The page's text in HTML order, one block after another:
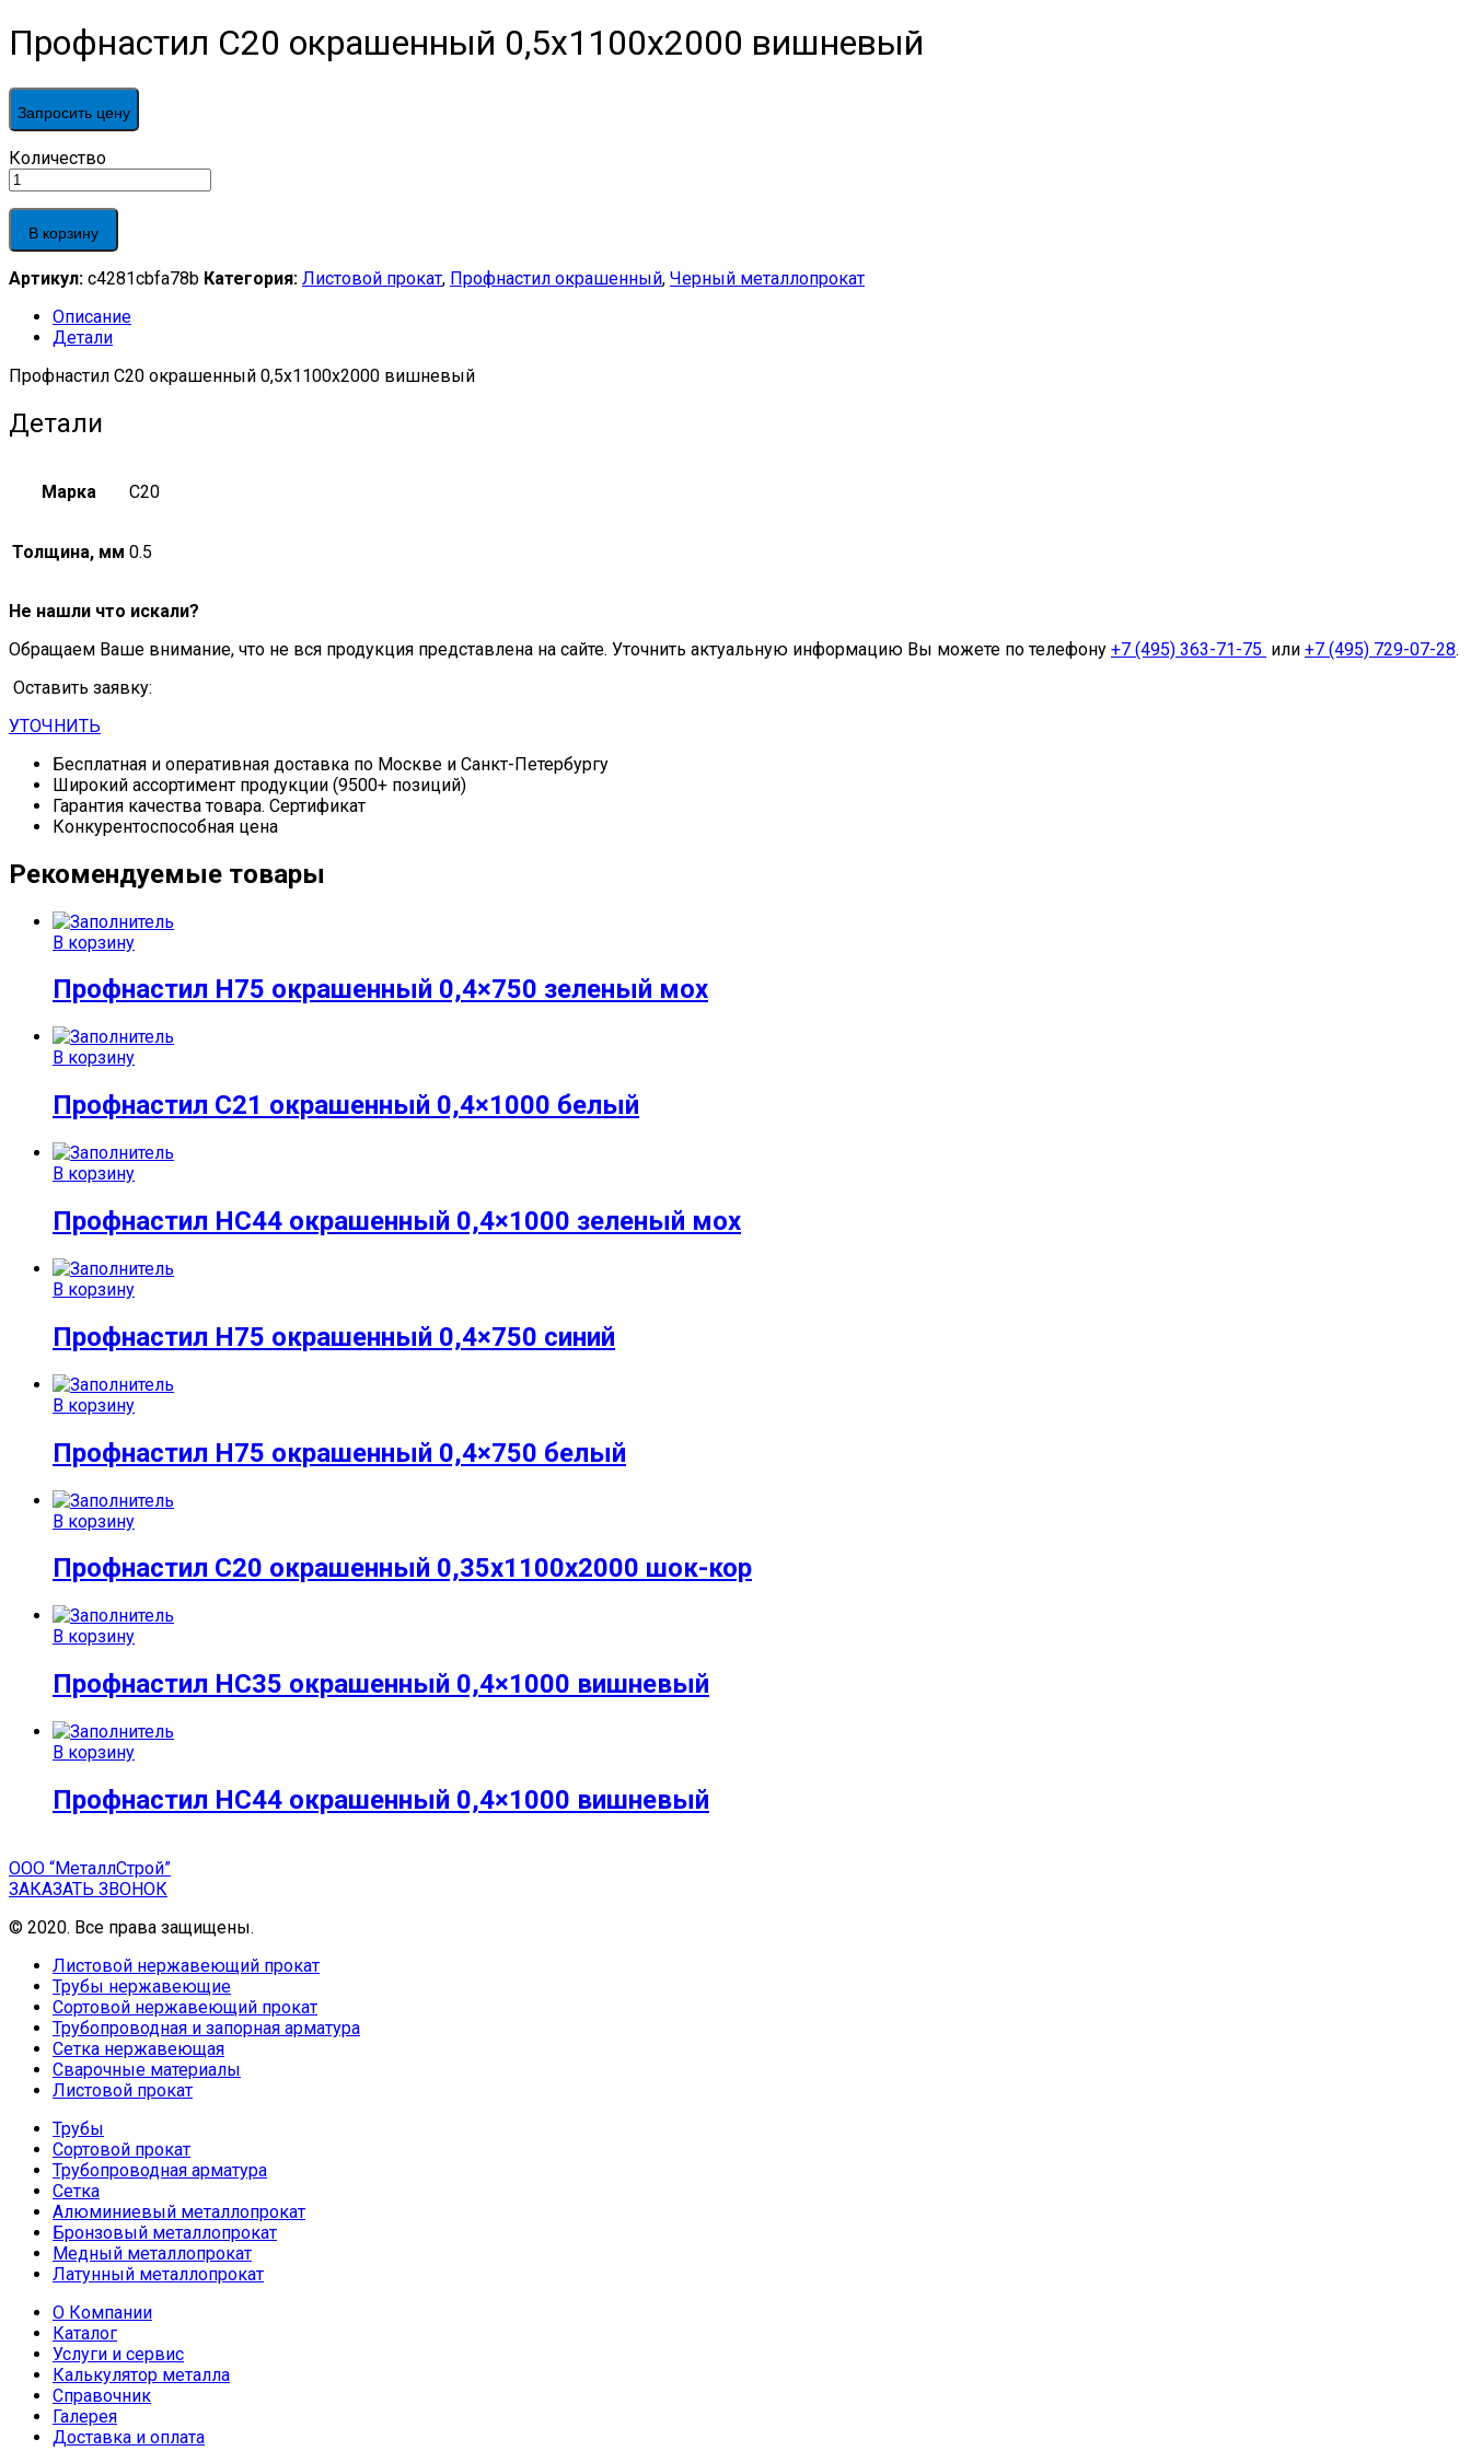
Профнастил С20 окрашенный 0,5x1100x2000 вишневый
Запросить цену
Профнастил
С20
окрашенный
0,5x1100x2000
вишневый
Количество
В корзину
Артикул: c4281cbfa78b Категория: Листовой прокат, Профнастил окрашенный, Черный металлопрокат
Описание
Детали
Профнастил С20 окрашенный 0,5x1100x2000 вишневый
Детали
Марка С20
Толщина, мм 0.5
Не нашли что искали?
Обращаем Ваше внимание, что не вся продукция представлена на сайте. Уточнить актуальную информацию Вы можете по телефону +7 (495) 363-71-75 или +7 (495) 729-07-28.
Оставить заявку:
УТОЧНИТЬ
Бесплатная и оперативная доставка по Москве и Санкт-Петербургу
Широкий ассортимент продукции (9500+ позиций)
Гарантия качества товара. Сертификат
Конкурентоспособная цена
Рекомендуемые товары
В корзину
Профнастил Н75 окрашенный 0,4×750 зеленый мох
В корзину
Профнастил С21 окрашенный 0,4×1000 белый
В корзину
Профнастил НС44 окрашенный 0,4×1000 зеленый мох
В корзину
Профнастил Н75 окрашенный 0,4×750 синий
В корзину
Профнастил Н75 окрашенный 0,4×750 белый
В корзину
Профнастил С20 окрашенный 0,35x1100x2000 шок-кор
В корзину
Профнастил НС35 окрашенный 0,4×1000 вишневый
В корзину
Профнастил НС44 окрашенный 0,4×1000 вишневый
ООО “МеталлСтрой”
ЗАКАЗАТЬ ЗВОНОК
© 2020. Все права защищены.
Листовой нержавеющий прокат
Трубы нержавеющие
Сортовой нержавеющий прокат
Трубопроводная и запорная арматура
Сетка нержавеющая
Сварочные материалы
Листовой прокат
Трубы
Сортовой прокат
Трубопроводная арматура
Сетка
Алюминиевый металлопрокат
Бронзовый металлопрокат
Медный металлопрокат
Латунный металлопрокат
О Компании
Каталог
Услуги и сервис
Калькулятор металла
Справочник
Галерея
Доставка и оплата